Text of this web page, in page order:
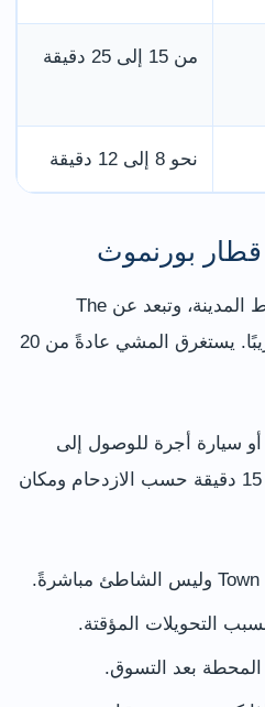
من 15 إلى 25 دقيقة
نحو 8 إلى 12 دقيقة
بورنموث
تقع محطة القطار شرق وسط المدينة، وتبعد عن The
Square نحو 1.5 كيلومتر تقريبًا. يستغرق المشي عادةً من 20
سيارة أجرة للوصول إلى
وسط المدينة في نحو 5 إلى 15 دقيقة حسب الازدحام ومكان
التحويلات المؤقتة.
بعد التسوق.